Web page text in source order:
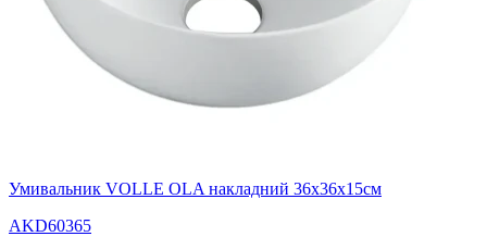
Умивальник VOLLE OLA накладний 36х36х15см
AKD60365